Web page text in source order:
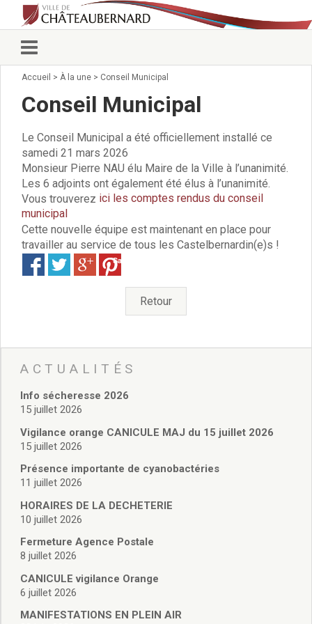
Vie municipale
Conseillers municipaux
Commissions 2026
Prendre rendez-vous
Arrêtés du Maire
Services municipaux
Organigramme
Pour venir nous voir
État civil/élections/formalités
administratives
Services Techniques
C.C.A.S.
Affaires Scolaires
Vie associative
Cimetière/réglementation funéraire
Services en ligne
Inscriptions sur les listes électorales
Cadastre
Plan Local d’Urbanisme intercommunal
Actes d’état civil
Budgets
Budget de Fonctionnement
Conseils municipaux
Déliberations 2026
Délibérations 2024
Délibérations 2023
Délibérations 2022
Accueil > À la une > Conseil Municipal
Conseil Municipal
Le Conseil Municipal a été officiellement installé ce
samedi 21 mars 2026
Monsieur Pierre NAU élu Maire de la Ville à l’unanimité.
Les 6 adjoints ont également été élus à l’unanimité.
Vous trouverez ici les comptes rendus du conseil
municipal
Cette nouvelle équipe est maintenant en place pour
travailler au service de tous les Castelbernardin(e)s !
Save
Retour
ACTUALITÉS
Info sécheresse 2026
15 juillet 2026
Vigilance orange CANICULE MAJ du 15 juillet 2026
15 juillet 2026
Présence importante de cyanobactéries
11 juillet 2026
HORAIRES DE LA DECHETERIE
10 juillet 2026
Fermeture Agence Postale
8 juillet 2026
CANICULE vigilance Orange
6 juillet 2026
MANIFESTATIONS EN PLEIN AIR